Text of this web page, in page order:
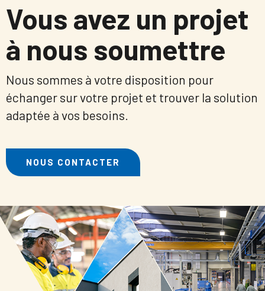
Vous avez un projet
à nous soumettre
Nous sommes à votre disposition pour
échanger sur votre projet et trouver la solution
adaptée à vos besoins.
NOUS CONTACTER